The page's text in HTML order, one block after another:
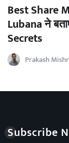
Best Share
Lubana ने
Secrets
Prakash
Subscribe